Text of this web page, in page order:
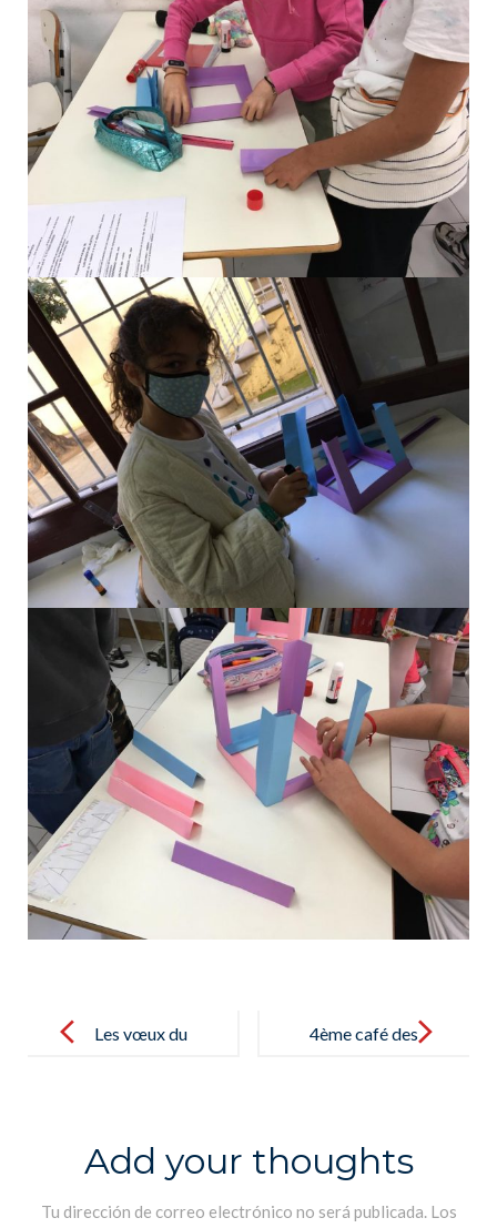
navigationLes vœux du
/Con los
mejores
4ème café des
Add your thoughts
Tu dirección de correo electrónico no será publicada. Los